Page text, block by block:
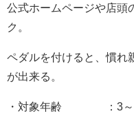
公式ホームページや店頭
ク。
ペダルを付けると、慣れ
が出来る。
・対象年齢 ：3～